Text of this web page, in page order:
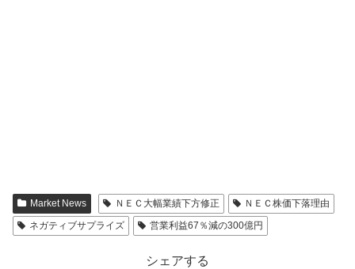
Market News ＮＥＣ大幅業績下方修正
ＮＥＣ株価下落理由
ネガティブサプライズ
営業利益67％減の300億円
シェアする